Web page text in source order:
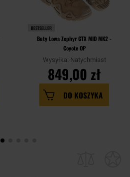
BESTSELLER
Buty Lowa Zephyr GTX MID MK2 -
Coyote OP
Wysyłka: Natychmiast
849,00 zł
DO KOSZYKA